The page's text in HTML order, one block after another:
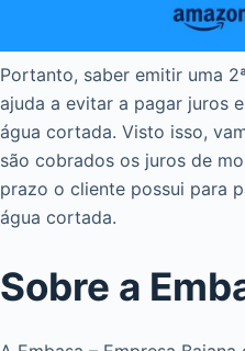
Portanto, saber emitir uma
ajuda a evitar a pagar juros
água cortada. Visto isso,
são cobrados os juros de
prazo o cliente possui para
água cortada.
Sobre a